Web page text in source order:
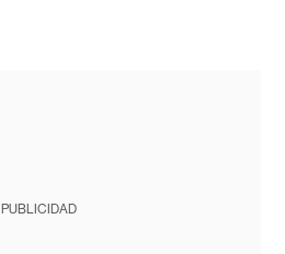
PUBLICIDAD